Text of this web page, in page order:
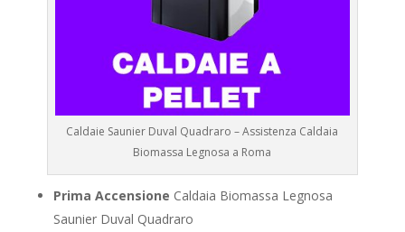
Caldaie Saunier Duval Quadraro – Assistenza Caldaia
Biomassa Legnosa a Roma
Prima Accensione Caldaia Biomassa Legnosa
Saunier Duval Quadraro